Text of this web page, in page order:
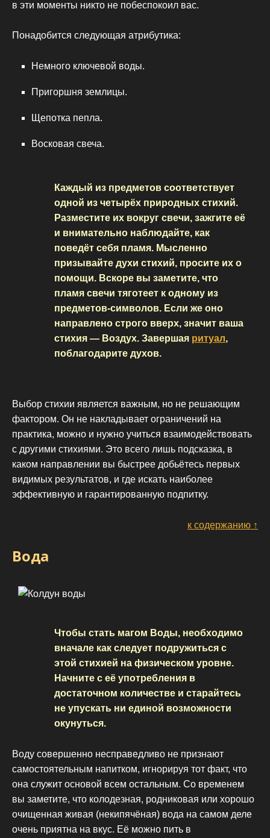
в эти моменты никто не побеспокоил вас.
Понадобится следующая атрибутика:
Немного ключевой воды.
Пригоршня землицы.
Щепотка пепла.
Восковая свеча.
Каждый из предметов соответствует
одной из четырёх природных стихий.
Разместите их вокруг свечи, зажгите её
и внимательно наблюдайте, как
поведёт себя пламя. Мысленно
призывайте духи стихий, просите их о
помощи. Вскоре вы заметите, что
пламя свечи тяготеет к одному из
предметов-символов. Если же оно
направлено строго вверх, значит ваша
стихия — Воздух. Завершая ритуал,
поблагодарите духов.
Выбор стихии является важным, но не решающим
фактором. Он не накладывает ограничений на
практика, можно и нужно учиться взаимодействовать
с другими стихиями. Это всего лишь подсказка, в
каком направлении вы быстрее добьётесь первых
видимых результатов, и где искать наиболее
эффективную и гарантированную подпитку.
к содержанию ↑
Вода
Чтобы стать магом Воды, необходимо
вначале как следует подружиться с
этой стихией на физическом уровне.
Начните с её употребления в
достаточном количестве и старайтесь
не упускать ни единой возможности
окунуться.
Воду совершенно несправедливо не признают
самостоятельным напитком, игнорируя тот факт, что
она служит основой всем остальным. Со временем
вы заметите, что колодезная, родниковая или хорошо
очищенная живая (некипячёная) вода на самом деле
очень приятна на вкус. Её можно пить в